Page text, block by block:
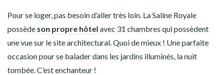
Pour se loger, pas besoin d’aller très loin. La Saline Royale
possède son propre hôtel avec 31 chambres qui possèdent
une vue sur le site architectural. Quoi de mieux ! Une parfaite
occasion pour se balader dans les jardins illuminés, la nuit
tombée. C’est enchanteur !